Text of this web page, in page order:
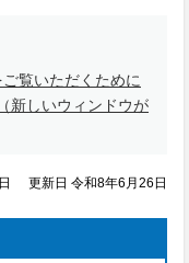
覧いただくために
新しいウィンドウが
更新日 令和8年6月26日